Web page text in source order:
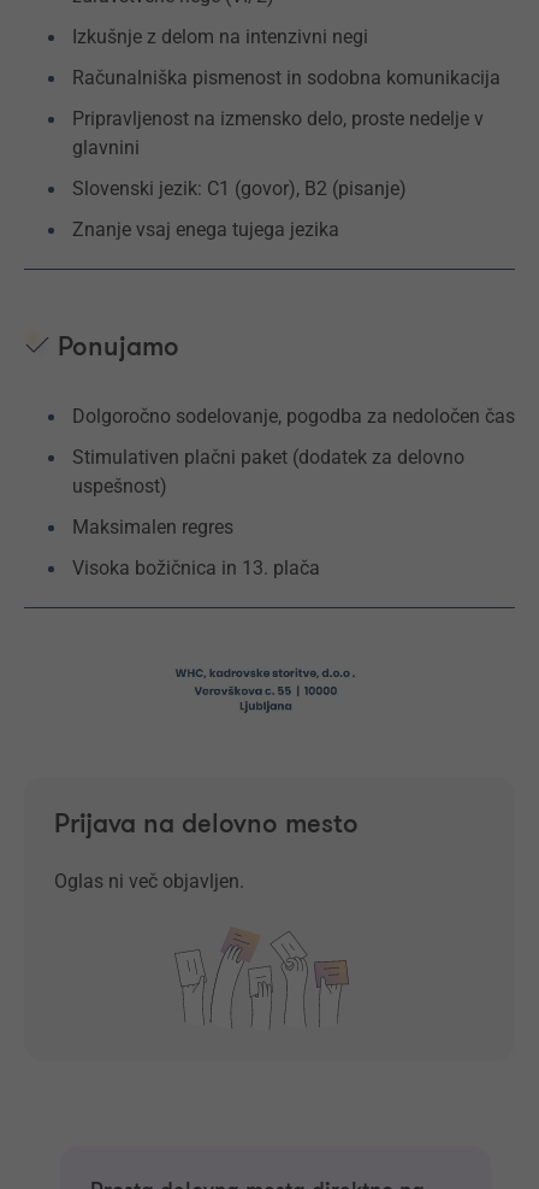
Izkušnje z delom na intenzivni negi
Računalniška pismenost in sodobna komunikacija
Pripravljenost na izmensko delo, proste nedelje v
glavnini
Slovenski jezik: C1 (govor), B2 (pisanje)
Znanje vsaj enega tujega jezika
Ponujamo
Dolgoročno sodelovanje, pogodba za nedoločen čas
Stimulativen plačni paket (dodatek za delovno
uspešnost)
Maksimalen regres
Visoka božičnica in 13. plača
Prijava na delovno mesto
Oglas ni več objavljen.